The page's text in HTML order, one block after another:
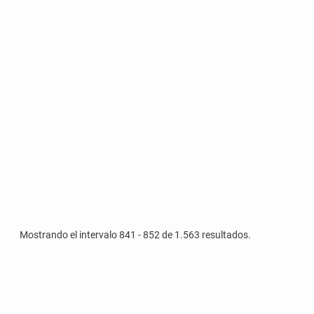
Mostrando el intervalo 841 - 852 de 1.563 resultados.